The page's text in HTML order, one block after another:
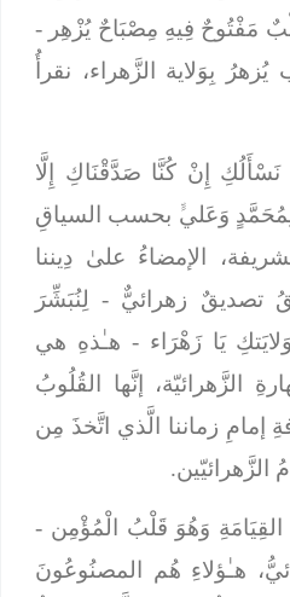
مَفْتُوحٌ فِيهِ مِصْبَاحٌ يُزْهِر-
بِوَلاية الزَّهراء، نقرأُ
نَسْأَلُكِ إِنْ كُنَّا صَدَّقْنَاكِ إِلَّا
وَعَليﱟ بحسب السياقِ
الإمضاءُ علىٰ دِيننا
تصديقٌ زهرائيٌّ - لِنُبَشِّرَ
يَا زَهْرَاء- هـٰذهِ هي
الزَّهرائيّة، إنَّها القُلُوبُ
إمامِ زماننا الَّذي اتَّخذَ مِن
الزَّهرائيّين.
وَهُوَ قَلْبُ الْمُؤْمِن-
هـٰؤلاءِ هُم المصنُوعُونَ